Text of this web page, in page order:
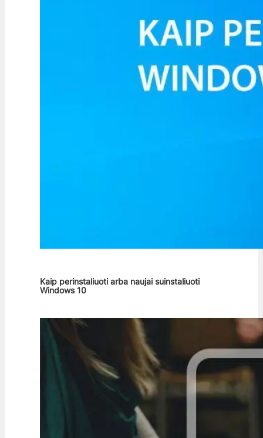
Kaip perinstaliuoti arba naujai suinstaliuoti
Windows 10